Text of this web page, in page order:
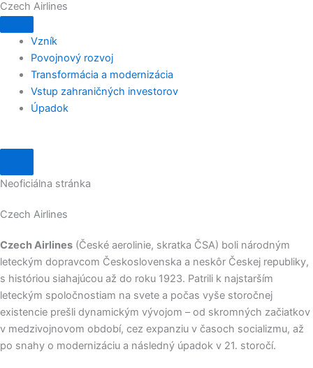
Preskočiť
obsah
Czech Airlines
Vzník
Povojnový rozvoj
Transformácia a modernizácia
Vstup zahraničných investorov
Úpadok
Neoficiálna stránka
Czech Airlines
Czech Airlines (České aerolinie, skratka ČSA) boli národným
leteckým dopravcom Československa a neskôr Českej republiky,
s históriou siahajúcou až do roku 1923. Patrili k najstarším
leteckým spoločnostiam na svete a počas vyše storočnej
existencie prešli dynamickým vývojom – od skromných začiatkov
v medzivojnovom období, cez expanziu v časoch socializmu, až
po snahy o modernizáciu a následný úpadok v 21. storočí.